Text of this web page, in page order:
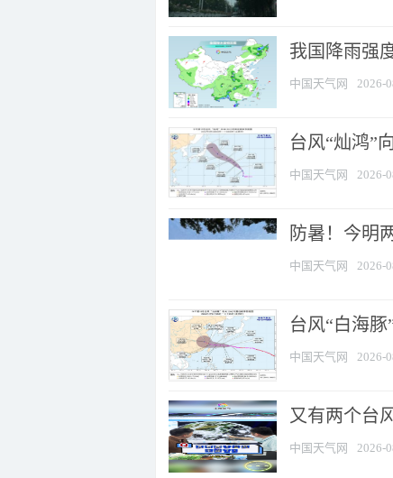
我国降雨强
中国天气网 2026-
台风“灿鸿”
中国天气网 2026-
防暑！今明
中国天气网 2026-
台风“白海
中国天气网 2026-
又有两个台
中国天气网 2026-